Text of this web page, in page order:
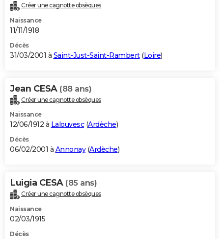
Créer une cagnotte obsèques
Naissance
11/11/1918
Décès
31/03/2001 à Saint-Just-Saint-Rambert(Loire)
Jean CESA (88 ans)
Créer une cagnotte obsèques
Naissance
12/06/1912 à Lalouvesc(Ardèche)
Décès
06/02/2001 à Annonay(Ardèche)
Luigia CESA (85 ans)
Créer une cagnotte obsèques
Naissance
02/03/1915
Décès